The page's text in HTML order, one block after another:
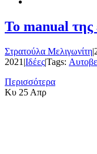
Το manual της
Στρατούλα Μελιγωνίτη|
2021 |Ιδέες|Tags:
Περισσότερα
Κυ 25 Απρ